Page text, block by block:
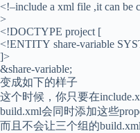
<!–include a xml file ,it can be
>
<!DOCTYPE project [
<!ENTITY share-variable
]>
&share-variable;
变成如下的样子
这个时候，你只要在
build.xml会同时添加这些
而且不会让三个组的